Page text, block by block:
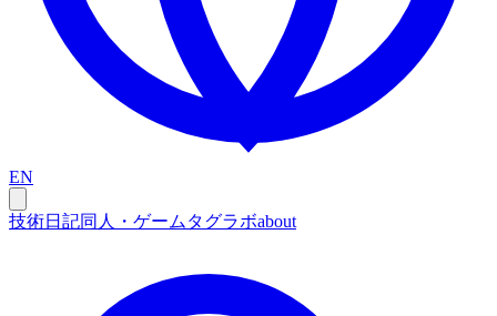
EN
技術日記同人・ゲーム タグラボabout